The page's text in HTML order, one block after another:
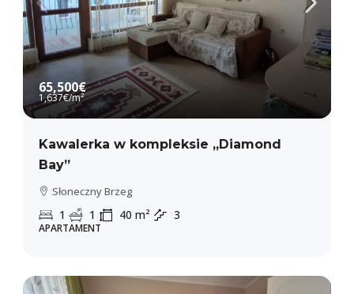
65,500€
1,637€/m²
Kawalerka w kompleksie „Diamond
Bay”
Słoneczny Brzeg
1 1 40 m² 3
APARTAMENT